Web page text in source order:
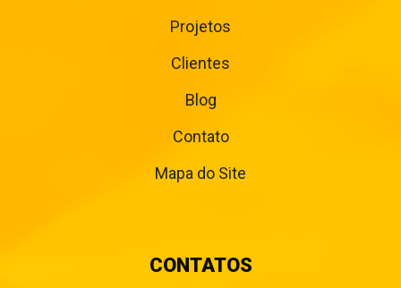
Projetos
Clientes
Blog
Contato
Mapa do Site
CONTATOS